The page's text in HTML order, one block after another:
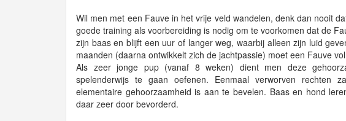
Wil men met een Fauve in het vrije veld wandelen, denk dan nooit
goede training als voorbereiding is nodig om te voorkomen dat de
zijn baas en blijft een uur of langer weg, waarbij alleen zijn luid
maanden (daarna ontwikkelt zich de jachtpassie) moet een Fauve
Als zeer jonge pup (vanaf 8 weken) dient men deze
spelenderwijs te gaan oefenen. Eenmaal verworven rechten
elementaire gehoorzaamheid is aan te bevelen. Baas en hond
daar zeer door bevorderd.